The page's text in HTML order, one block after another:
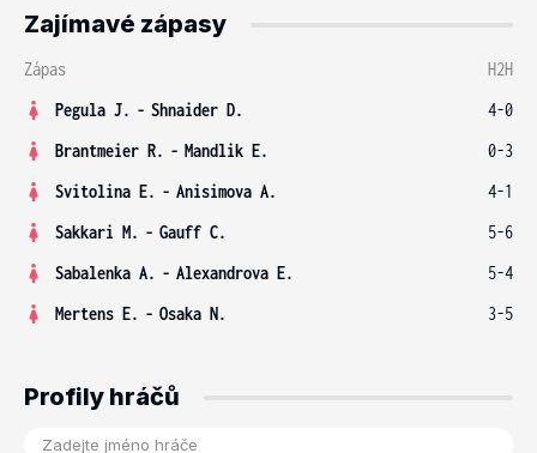
Zajímavé zápasy
Zápas
H2H
Pegula J. - Shnaider D.
4-0
Brantmeier R. - Mandlik E.
0-3
Svitolina E. - Anisimova A.
4-1
Sakkari M. - Gauff C.
5-6
Sabalenka A. - Alexandrova E.
5-4
Mertens E. - Osaka N. 3-5
Profily hráčů